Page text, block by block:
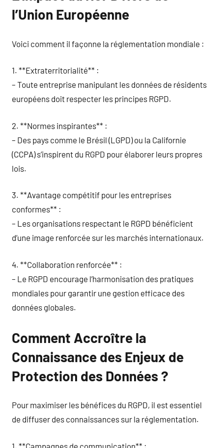
l’Union Européenne
Voici comment il façonne la réglementation mondiale :
1. **Extraterritorialité** :
– Toute entreprise manipulant les données de résidents
européens doit respecter les principes RGPD.
2. **Normes inspirantes** :
– Des pays comme le Brésil (LGPD) ou la Californie
(CCPA) s’inspirent du RGPD pour élaborer leurs propres
lois.
3. **Avantage compétitif pour les entreprises
conformes** :
– Les organisations respectant le RGPD bénéficient
d’une image renforcée sur les marchés internationaux.
4. **Collaboration renforcée** :
– Le RGPD encourage l’harmonisation des pratiques
mondiales pour garantir une gestion efficace des
données globales.
Comment Accroître la
Connaissance des Enjeux de
Protection des Données ?
Pour maximiser les bénéfices du RGPD, il est essentiel
de diffuser des connaissances sur la réglementation.
1. **Campagnes de communication** :